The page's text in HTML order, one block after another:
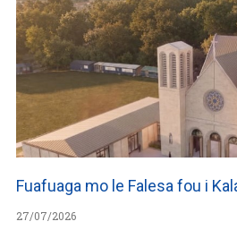
Fuafuaga mo le Falesa fou i
27/07/2026